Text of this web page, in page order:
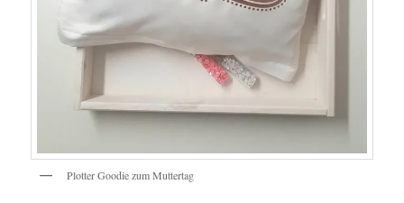
Plotter Goodie zum Muttertag